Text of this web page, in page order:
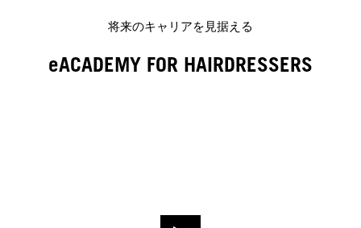
将来のキャリアを見据える
eACADEMY FOR HAIRDRESSERS